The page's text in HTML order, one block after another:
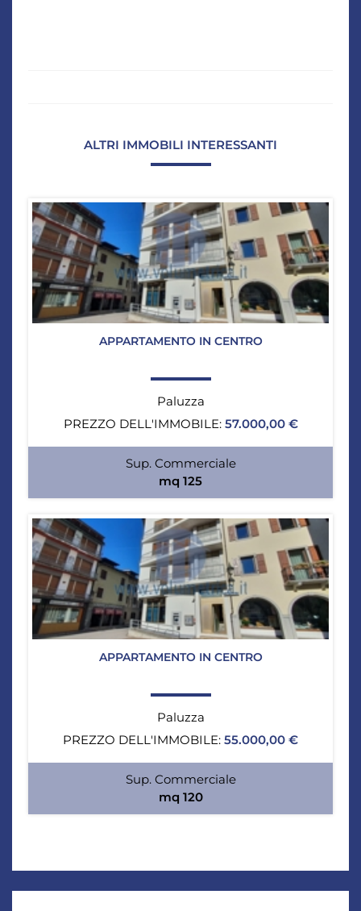
ALTRI IMMOBILI INTERESSANTI
APPARTAMENTO IN CENTRO
Paluzza
PREZZO DELL'IMMOBILE: 57.000,00 €
Sup. Commerciale
mq 125
APPARTAMENTO IN CENTRO
Paluzza
PREZZO DELL'IMMOBILE: 55.000,00 €
Sup. Commerciale
mq 120